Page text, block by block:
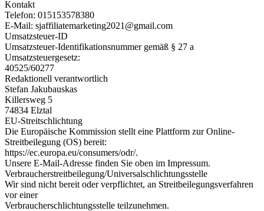
Kontakt
Telefon: 015153578380
E-Mail: sjaffiliatemarketing2021@gmail.com
Umsatzsteuer-ID
Umsatzsteuer-Identifikationsnummer gemäß § 27 a
Umsatzsteuergesetz:
40525/60277
Redaktionell verantwortlich
Stefan Jakubauskas
Killersweg 5
74834 Elztal
EU-Streitschlichtung
Die Europäische Kommission stellt eine Plattform zur Online-
Streitbeilegung (OS) bereit:
https://ec.europa.eu/consumers/odr/.
Unsere E-Mail-Adresse finden Sie oben im Impressum.
Verbraucherstreitbeilegung/Universalschlichtungsstelle
Wir sind nicht bereit oder verpflichtet, an Streitbeilegungsverfahren
vor einer
Verbraucherschlichtungsstelle teilzunehmen.